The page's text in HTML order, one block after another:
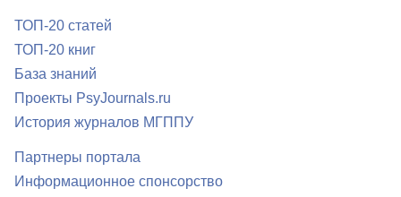
ТОП-20 статей
ТОП-20 книг
База знаний
Проекты PsyJournals.ru
История журналов МГППУ
Партнеры портала
Информационное спонсорство